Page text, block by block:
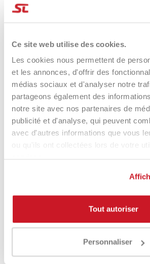
Ce site web utilise des cookies.
Les cookies nous permettent de
et les annonces, d'offrir des
médias sociaux et d'analyser notre
partageons également des
notre site avec nos partenaires de
publicité et d'analyse, qui peuvent
avec d'autres informations que vous
ou qu'ils ont collectées lors de votre
Tout autoriser
Personnaliser
-8%
Quicksand Bag Compact
75,00 €
69,00 €
-24%
Heroe's